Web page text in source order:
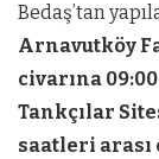
Bedaş’tan
Arnavutköy
civarına
Tankçılar
saatleri